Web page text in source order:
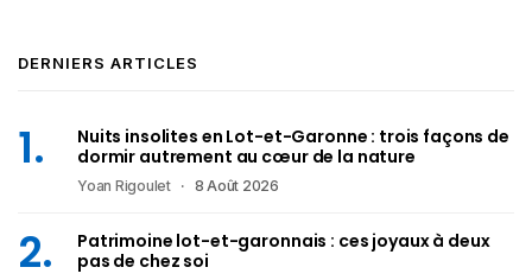
DERNIERS ARTICLES
Nuits insolites en Lot-et-Garonne : trois façons de
dormir autrement au cœur de la nature
Yoan Rigoulet 8 Août 2026
Patrimoine lot-et-garonnais : ces joyaux à deux
pas de chez soi